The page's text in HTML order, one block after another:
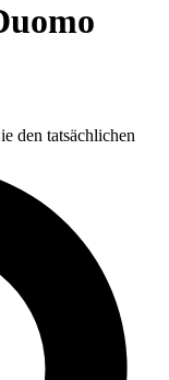
den tatsächlichen